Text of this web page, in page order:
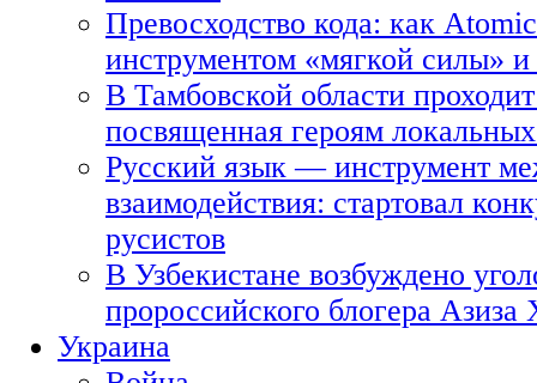
Превосходство кода: как
инструментом «мягкой силы» и
В Тамбовской области
посвященная героям
Русский язык — инструмент
взаимодействия: стартовал
русистов
В Узбекистане возбуждено
пророссийского блогера Азиза
Украина